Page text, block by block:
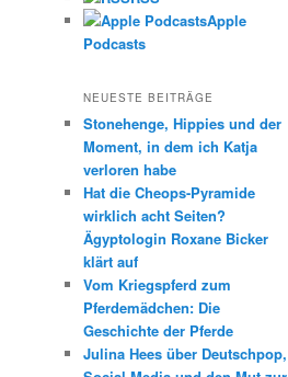
Apple
Podcasts
NEUESTE BEITRÄGE
Stonehenge, Hippies und der
Moment, in dem ich Katja
verloren habe
Hat die Cheops-Pyramide
wirklich acht Seiten?
Ägyptologin Roxane Bicker
klärt auf
Vom Kriegspferd zum
Pferdemädchen: Die
Geschichte der Pferde
Julina Hees über Deutschpop,